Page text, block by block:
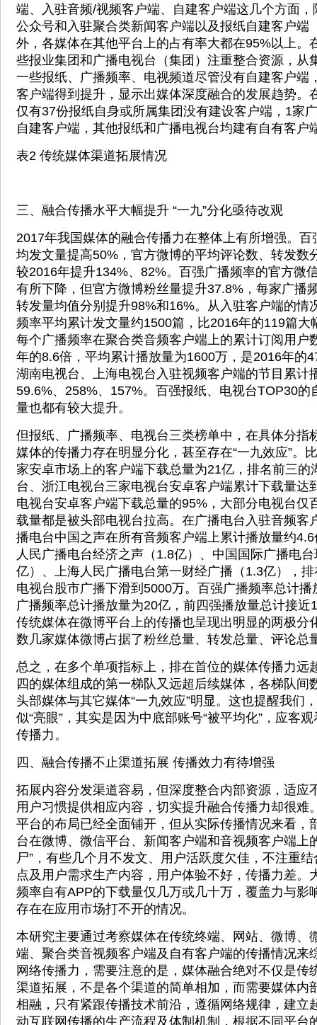
端、入驻音频/视频客户端、自建客户端这几个方面
公众号和入驻聚合类新闻客户端以及报纸自建客户端
外，各媒体在其他平台上的占有率大都在95%以上。
些报业集团和广播电视台（集团）注重整合资源，从
一些报纸、广播频率、电视频道尽管没有自建客户端
客户端得到提升，显示出媒体深度融合的发展趋势。
仅有37份报纸自身或所属集团没有建设客户端，1家
自建客户端，其他报纸和广播电视台均建有自有客户
表2 传统媒体渠道拓展情况
三、融合传播水平大幅提升 “一九”分化亟待改观
2017年我国媒体的融合传播力在整体上有所增强。
均发文量提高50%，官方微博的平均评论数、转发数
较2016年提升134%、82%。百强广播频率的官方微
有所下降，但官方微博粉丝量提升37.8%，每家广播
转发量均值分别提升98%和16%。从入驻客户端的情
频率平均累计发文量约1500篇，比2016年的119篇大
每个广播频率在聚合类音频客户端上的累计订阅用户
年的8.6倍，平均累计播放量为1600万，是2016年的
湖南电视台、上海电视台入驻视频客户端的节目累计
59.6%、258%、157%。百强报纸、电视台TOP30的
量也都有较大提升。
但报纸、广播频率、电视台三类榜单中，在具体分指
媒体的传播力存在明显分化，甚至存在“一九效应”。
家安卓市场上的客户端下载总量为21亿，排名前三的
台、浙江电视台三家电视台安卓客户端累计下载量达
电视台安卓客户端下载总量的95%，大部分电视台仅
载量都是被头部电视台拉高。在广播电台入驻音频客
播电台中国之声在所有音频客户端上累计播放量约
人民广播电台经济之声（1.8亿）、中国国际广播电
亿）、上海人民广播电台第一财经广播（1.3亿），
电视台股市广播下滑到5000万。百强广播频率总计
广播频率总计播放量为20亿，前四强播放量总计接近
传统媒体在微博平台上的传播也呈现出明显的两极分
数几家媒体微博占据了粉丝总量、转发总量、评论总
总之，在多个单项指标上，排在首位的媒体传播力远
四的媒体组成的第一梯队又远超后续媒体，各梯队间
头部媒体与其它媒体“一九效应”明显。这也提醒我们
似“亮眼”，其实是因为中底部账号“被平均化”，应客
传播力。
四、融合传播不止渠道拓展 传播效力有待增强
拓展内容分发渠道容易，但深度整合内部资源，适应
用户习惯提供相应内容，切实提升融合传播力却很难
平台的布局已经全面铺开，但从实际传播情况来看，
台在微博、微信平台、新闻客户端和音视频客户端上
尸”，有些几个月不发文、用户活跃度欠佳，不注重
点及用户需求生产内容，用户体验不好，传播力差。
频率自有APP的下载量仅几万或几十万，覆盖力与影
存在在应用市场打不开的情况。
本研究主要通过考察媒体在传统终端、网站、微博、
端、聚合类音视频客户端及自有客户端的传播情况来
网络传播力，需要注意的是，媒体融合绝对不仅是传
渠道拓展，不是各个渠道的简单相加，而需要媒体内
相融，只有紧跟传播技术前沿，遵循网络规律，建立
动互联网传播的生产流程及体制机制，根据不同平台